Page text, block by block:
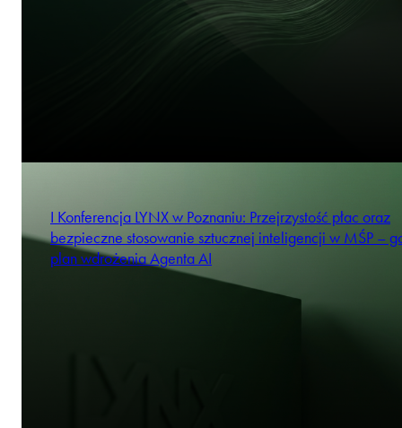
I Konferencja LYNX w Poznaniu: Przejrzystość płac oraz
bezpieczne stosowanie sztucznej inteligencji w MŚP –
plan wdrożenia Agenta AI